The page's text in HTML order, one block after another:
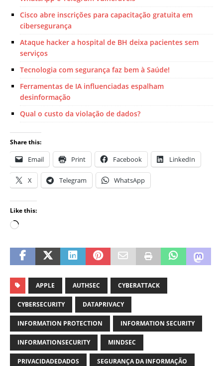
Cisco abre inscrições para capacitação gratuita em
cibersegurança
Ataque hacker a hospital de BH deixa pacientes sem
serviços
Tecnologia com segurança faz bem à Saúde!
Ferramentas de IA influenciadas espalham
desinformação
Qual o custo da violação de dados?
Share this:
Email Print Facebook LinkedIn
X Telegram WhatsApp
Like this:
APPLE AUTHSEC CYBERATTACK
CYBERSECURITY DATAPRIVACY
INFORMATION PROTECTION INFORMATION SECURITY
INFORMATIONSECURITY MINDSEC
PRIVACIDADEDADOS SEGURANÇA DA INFORMAÇÃO